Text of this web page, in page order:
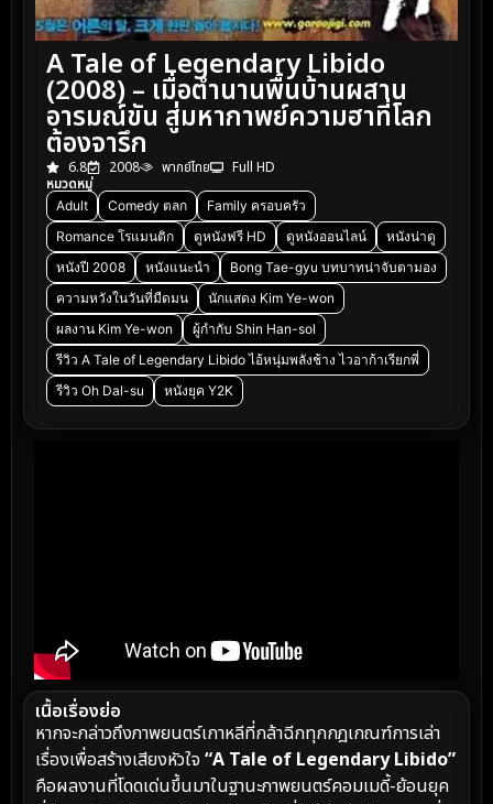
A Tale of Legendary Libido
(2008) – เมื่อตำนานพื้นบ้านผสาน
อารมณ์ขัน สู่มหากาพย์ความฮาที่โลก
ต้องจารึก
6.8 2008 พากย์ไทย
Full HD
หมวดหมู่
Adult Comedy ตลก
Family ครอบครัว
Romance โรแมนติก
ดูหนังฟรี HD ดูหนังออนไลน์
หนังน่าดู
หนังปี 2008
หนังแนะนำ
Bong Tae-gyu บทบาทน่าจับตามอง
ความหวังในวันที่มืดมน
นักแสดง Kim Ye-won
ผลงาน Kim Ye-won
ผู้กำกับ Shin Han-sol
รีวิว A Tale of Legendary Libido ไอ้หนุ่มพลังช้าง ไวอาก้าเรียกพี่
รีวิว Oh Dal-su
หนังยุค Y2K
เนื้อเรื่องย่อ
หากจะกล่าวถึงภาพยนตร์เกาหลีที่กล้าฉีกทุกกฎเกณฑ์การเล่า
เรื่องเพื่อสร้างเสียงหัวใจ “A Tale of Legendary Libido”
คือผลงานที่โดดเด่นขึ้นมาในฐานะภาพยนตร์คอมเมดี้-ย้อนยุค